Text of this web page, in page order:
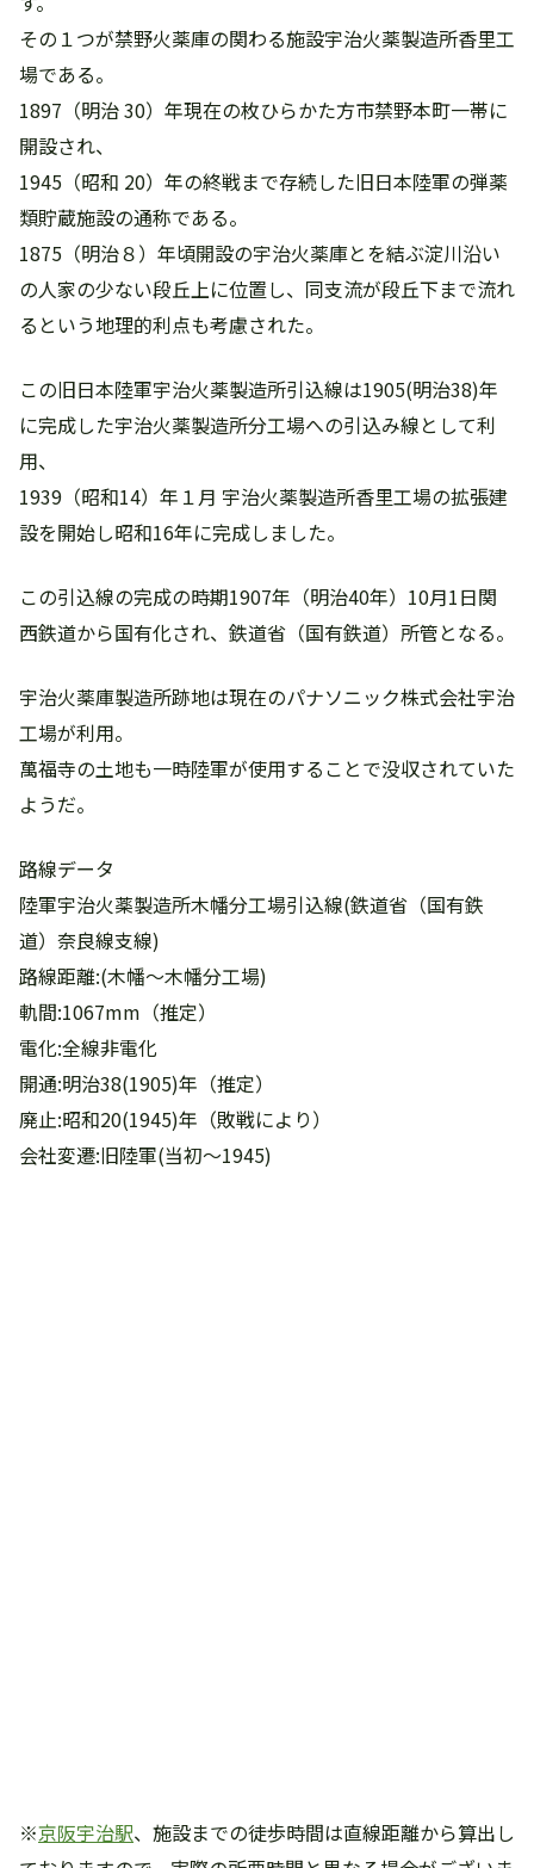
その１つが禁野火薬庫の関わる施設宇治火薬製造所香里工
場である。
1897（明治 30）年現在の枚ひらかた方市禁野本町一帯に
開設され、
1945（昭和 20）年の終戦まで存続した旧日本陸軍の弾薬
類貯蔵施設の通称である。
1875（明治８）年頃開設の宇治火薬庫とを結ぶ淀川沿い
の人家の少ない段丘上に位置し、同支流が段丘下まで流れ
るという地理的利点も考慮された。
この旧日本陸軍宇治火薬製造所引込線は1905(明治38)年
に完成した宇治火薬製造所分工場への引込み線として利
用、
1939（昭和14）年１月 宇治火薬製造所香里工場の拡張建
設を開始し昭和16年に完成しました。
この引込線の完成の時期1907年（明治40年）10月1日関
西鉄道から国有化され、鉄道省（国有鉄道）所管となる。
宇治火薬庫製造所跡地は現在のパナソニック株式会社宇治
工場が利用。
萬福寺の土地も一時陸軍が使用することで没収されていた
ようだ。
路線データ
陸軍宇治火薬製造所木幡分工場引込線(鉄道省（国有鉄
道）奈良線支線)
路線距離:(木幡～木幡分工場)
軌間:1067mm（推定）
電化:全線非電化
開通:明治38(1905)年（推定）
廃止:昭和20(1945)年（敗戦により）
会社変遷:旧陸軍(当初～1945)
※京阪宇治駅、施設までの徒歩時間は直線距離から算出し